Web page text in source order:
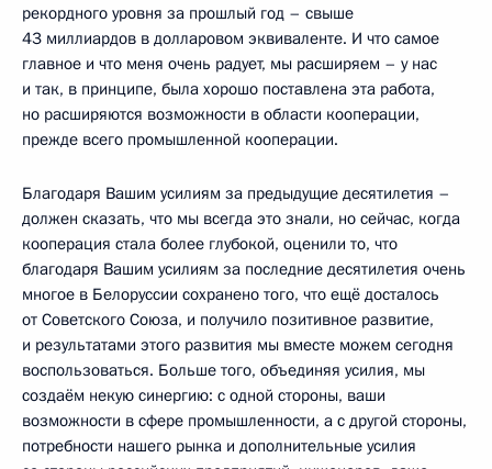
рекордного уровня за прошлый год – свыше
43 миллиардов в долларовом эквиваленте. И что самое
главное и что меня очень радует, мы расширяем – у нас
и так, в принципе, была хорошо поставлена эта работа,
но расширяются возможности в области кооперации,
прежде всего промышленной кооперации.
Благодаря Вашим усилиям за предыдущие десятилетия –
должен сказать, что мы всегда это знали, но сейчас, когда
кооперация стала более глубокой, оценили то, что
благодаря Вашим усилиям за последние десятилетия очень
многое в Белоруссии сохранено того, что ещё досталось
от Советского Союза, и получило позитивное развитие,
и результатами этого развития мы вместе можем сегодня
воспользоваться. Больше того, объединяя усилия, мы
создаём некую синергию: с одной стороны, ваши
возможности в сфере промышленности, а с другой стороны,
потребности нашего рынка и дополнительные усилия